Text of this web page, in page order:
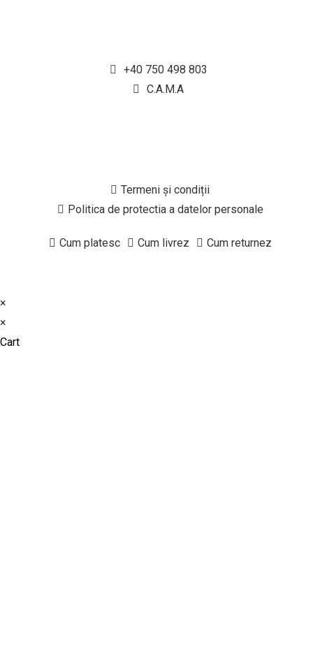
+40 750 498 803
C.A.M.A
Termeni și condiții
Politica de protectia a datelor personale
Cum platesc Cum livrez Cum returnez
×
×
Cart